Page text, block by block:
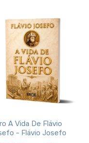
A Vida De Flávio
- Flávio Josefo